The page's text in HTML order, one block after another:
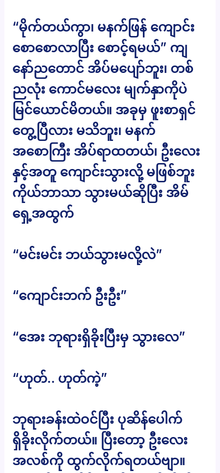
“မိုက်တယ်ကွာ၊ မနက်ဖြန် ကျောင်း
စောစောလာပြီး စောင့်ရမယ်” ကျ
နော်ညတောင် အိပ်မပျော်ဘူး၊ တစ်
ညလုံး ကောင်မလေး မျက်နှာကိုပဲ
မြင်ယောင်မိတယ်။ အခုမှ ဖူးစာရှင်
တွေ့ပြီလား မသိဘူး၊ မနက်
အစောကြီး အိပ်ရာထတယ်၊ ဦးလေး
နှင့်အတူ ကျောင်းသွားလို့ မဖြစ်ဘူး
ကိုယ်ဘာသာ သွားမယ်ဆိုပြီး အိမ်
ရှေ့အထွက်
“မင်းမင်း ဘယ်သွားမလို့လဲ”
“ကျောင်းဘက် ဦးဦး”
“အေး ဘုရားရှိခိုးပြီးမှ သွားလေ”
“ဟုတ်.. ဟုတ်ကဲ့”
ဘုရားခန်းထဲဝင်ပြီး ပုဆိန်ပေါက်
ရှိခိုးလိုက်တယ်။ ပြီးတော့ ဦးလေး
အလစ်ကို ထွက်လိုက်ရတယ်ဗျာ။